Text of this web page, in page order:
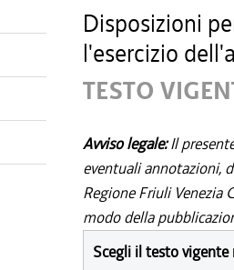
Disposizioni
l'esercizio
TESTO
Avviso legale:Il
eventuali annotazioni,
Regione Friuli Venezia
modo della
Scegli il testo vigente